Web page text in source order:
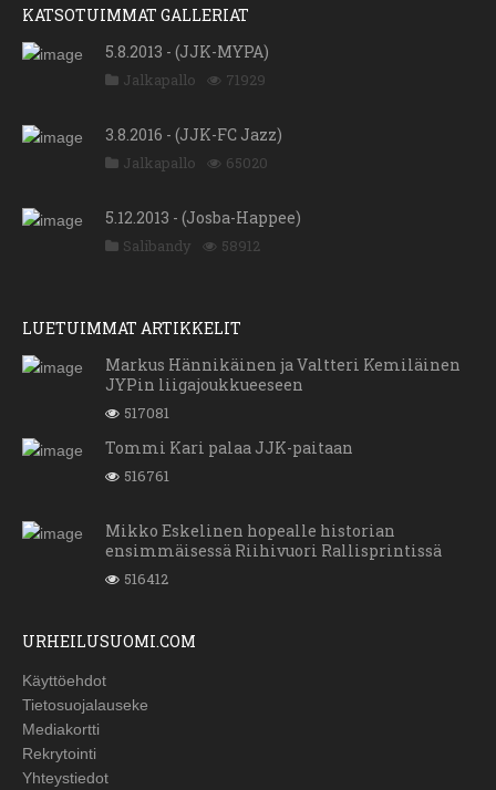
KATSOTUIMMAT GALLERIAT
5.8.2013 - (JJK-MYPA)
Jalkapallo 71929
3.8.2016 - (JJK-FC Jazz)
Jalkapallo 65020
5.12.2013 - (Josba-Happee)
Salibandy 58912
LUETUIMMAT ARTIKKELIT
Markus Hännikäinen ja Valtteri Kemiläinen
JYPin liigajoukkueeseen
517081
Tommi Kari palaa JJK-paitaan
516761
Mikko Eskelinen hopealle historian
ensimmäisessä Riihivuori Rallisprintissä
516412
URHEILUSUOMI.COM
Käyttöehdot
Tietosuojalauseke
Mediakortti
Rekrytointi
Yhteystiedot